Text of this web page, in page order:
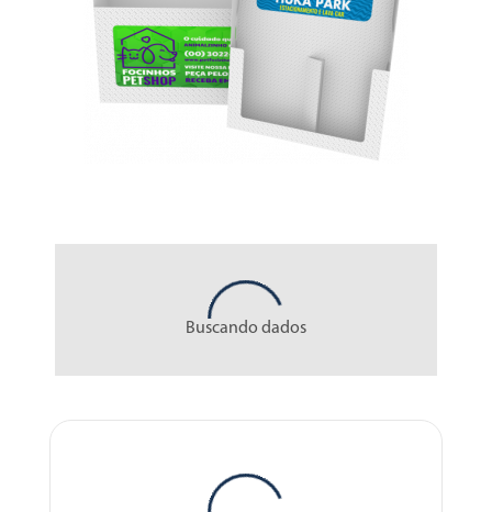
Buscando dados